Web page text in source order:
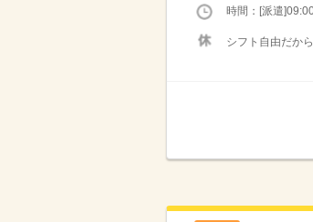
時間：[派遣
シフト自由だか